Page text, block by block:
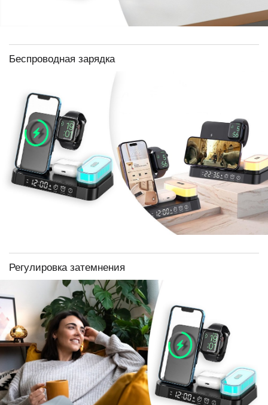
Беспроводная зарядка
Регулировка затемнения